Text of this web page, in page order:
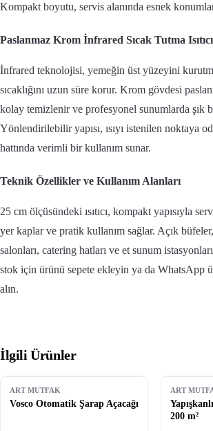
Kompakt boyutu, servis alanında esnek
Paslanmaz Krom İnfrared Sıcak Tutma
İnfrared teknolojisi, yemeğin üst yüzeyini
sıcaklığını uzun süre korur. Krom gövdesi
kolay temizlenir ve profesyonel sunumlarda şık
Yönlendirilebilir yapısı, ısıyı istenilen noktaya
hattında verimli bir kullanım sunar.
Teknik Özellikler ve Kullanım Alanları
25 cm ölçüsündeki ısıtıcı, kompakt yapısıyla
yer kaplar ve pratik kullanım sağlar. Açık
salonları, catering hatları ve et sunum
stok için ürünü sepete ekleyin ya da WhatsApp
alın.
İlgili Ürünler
ART MUTFAK
Vosco Otomatik Şarap Açacağı
ART
200 m²